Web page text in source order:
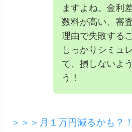
ますよね。金利
数料が高い、審
理由で失敗する
しっかりシミュ
て、損しないよ
う！
＞＞＞月１万円減るかも？